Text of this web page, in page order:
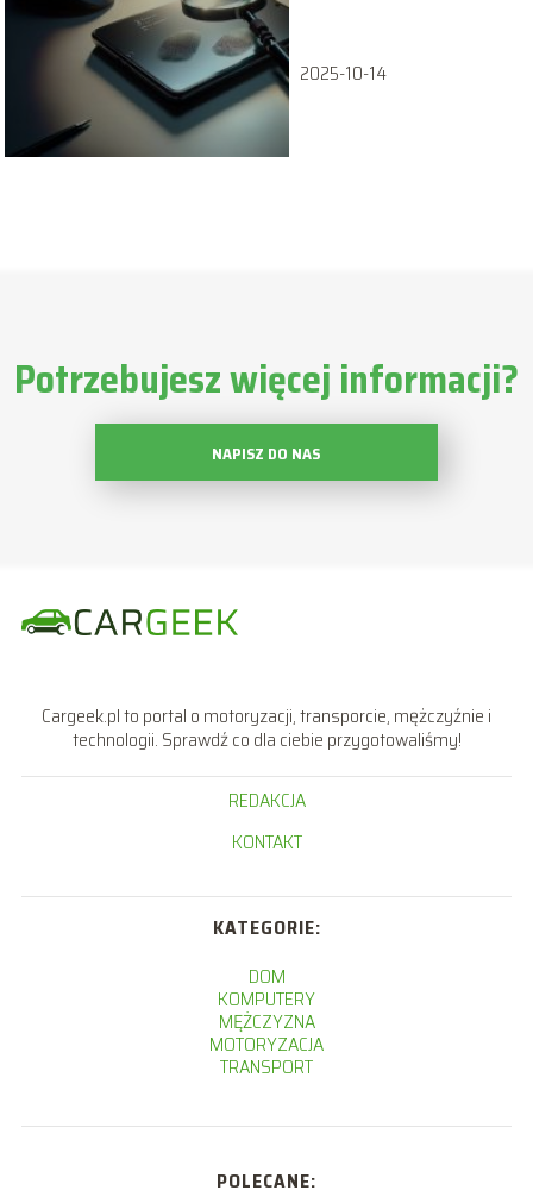
2025-10-14
Potrzebujesz więcej informacji?
NAPISZ DO NAS
Cargeek.pl to portal o motoryzacji, transporcie, mężczyźnie i
technologii. Sprawdź co dla ciebie przygotowaliśmy!
REDAKCJA
KONTAKT
KATEGORIE:
DOM
KOMPUTERY
MĘŻCZYZNA
MOTORYZACJA
TRANSPORT
POLECANE: